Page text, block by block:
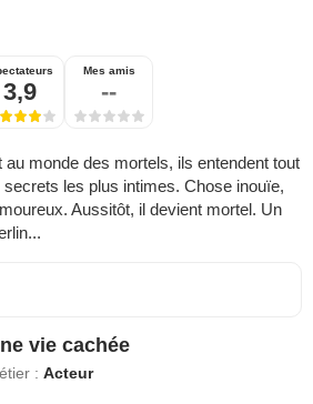
3,9
Mes amis
--
monde des mortels, ils entendent tout
les plus intimes. Chose inouïe,
Aussitôt, il devient mortel. Un
vie cachée
:Acteur